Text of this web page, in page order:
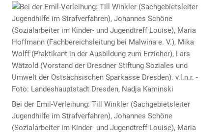
Bei der Emil-Verleihung: Till Winkler (Sachgebietsleiter
Jugendhilfe im Strafverfahren), Johannes Schöne
(Sozialarbeiter im Kinder- und Jugendtreff Louise), Maria